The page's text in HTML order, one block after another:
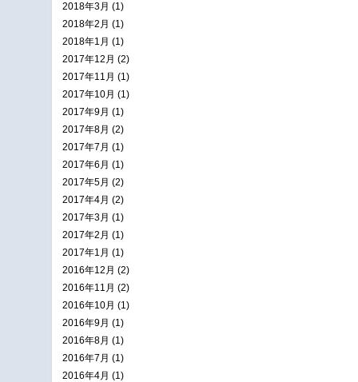
2018年3月 (1)
2018年2月 (1)
2018年1月 (1)
2017年12月 (2)
2017年11月 (1)
2017年10月 (1)
2017年9月 (1)
2017年8月 (2)
2017年7月 (1)
2017年6月 (1)
2017年5月 (2)
2017年4月 (2)
2017年3月 (1)
2017年2月 (1)
2017年1月 (1)
2016年12月 (2)
2016年11月 (2)
2016年10月 (1)
2016年9月 (1)
2016年8月 (1)
2016年7月 (1)
2016年4月 (1)